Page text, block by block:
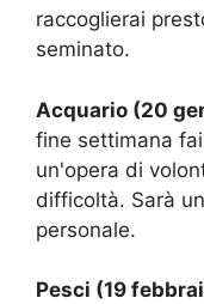
raccoglierai
seminato.
Acquario (20
fine settimana
un'opera di
difficoltà. Sarà
personale.
Pesci (19